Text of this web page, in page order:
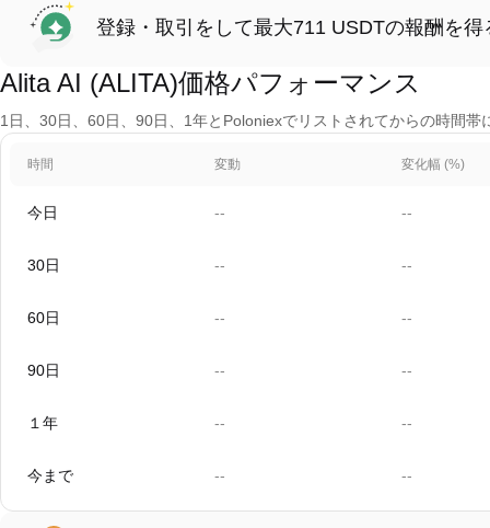
登録・取引をして最大711 USDTの報酬を得
Alita AI (ALITA)価格パフォーマンス
1日、30日、60日、90日、1年とPoloniexでリストされてからの時間
時間 変動 変化幅 (%)
今日 -- --
30日 -- --
60日 -- --
90日 -- --
１年 -- --
今まで -- --